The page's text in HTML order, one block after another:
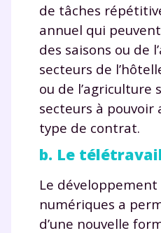
de tâches
annuel qui
des saisons ou de
secteurs de
ou de l’agriculture
secteurs à pouvoir
type de contrat.
b. Le
Le
numériques a
d’une nouvelle